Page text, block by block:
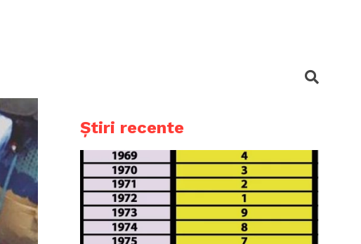
Știri recente